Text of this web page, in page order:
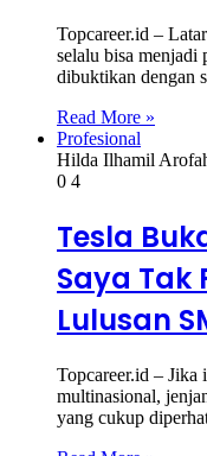
Topcareer.id –
selalu bisa menjadi
dibuktikan dengan
Read More »
Profesional
Hilda Ilhamil
0 4
Tesla
Saya Tak
Lulusan
Topcareer.id – Jika
multinasional,
yang cukup